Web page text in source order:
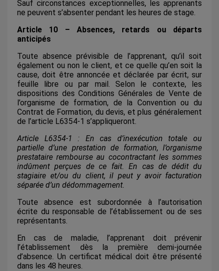
Sauf circonstances exceptionnelles, les apprenants
ne peuvent s’absenter pendant les heures de stage.
Article 10 – Absences, retards ou départs
anticipés
Toute absence prévisible de l’apprenant, qu’il soit
également ou non le client, et ce quelle qu’en soit la
cause, doit être annoncée et déclarée par écrit, sur
feuille libre ou par mail. Selon le contexte, les
dispositions des Conditions Générales de Vente de
l’organisme de formation, de la Convention ou du
Contrat de Formation, du devis, et plus généralement
de l’article L6354-1 s’appliqueront.
Article L6354-1 : En cas d’inexécution totale ou
partielle d’une prestation de formation, l’organisme
prestataire rembourse au cocontractant les sommes
indûment perçues de ce fait. En cas de dédit du
stagiaire et/ou du client, il peut y avoir facturation
séparée d’un dédommagement.
Toute absence est subordonnée à l’autorisation
écrite du responsable de l’établissement ou de ses
représentants.
En cas de maladie, l’apprenant doit prévenir
l’établissement dès la première demi-journée
d’absence. Un certificat médical doit être présenté
dans les 48 heures.